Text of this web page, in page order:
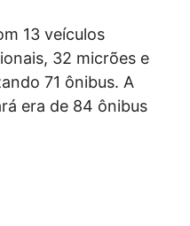
13 veículos
32 micrões e
71 ônibus. A
era de 84 ônibus